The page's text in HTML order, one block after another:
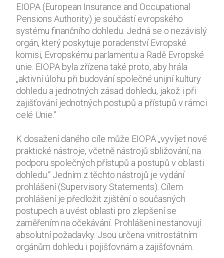
EIOPA (European Insurance and Occupational
Pensions Authority) je součástí evropského
systému finančního dohledu. Jedná se o nezávislý
orgán, který poskytuje poradenství Evropské
komisi, Evropskému parlamentu a Radě Evropské
unie. EIOPA byla zřízena také proto, aby hrála
„aktivní úlohu při budování společné unijní kultury
dohledu a jednotných zásad dohledu, jakož i při
zajišťování jednotných postupů a přístupů v rámci
celé Unie.“
K dosažení daného cíle může EIOPA „vyvíjet nové
praktické nástroje, včetně nástrojů sbližování, na
podporu společných přístupů a postupů v oblasti
dohledu.“ Jedním z těchto nástrojů je vydání
prohlášení (Supervisory Statements). Cílem
prohlášení je předložit zjištění o současných
postupech a uvést oblasti pro zlepšení se
zaměřením na očekávání. Prohlášení nestanovují
absolutní požadavky. Jsou určena vnitrostátním
orgánům dohledu i pojišťovnám a zajišťovnám.
soubory
cookie
nejsou
volitelné.
Jsou
nezbytné
pro
fungování
webových
stránek.
Statistiky
Abychom
mohli
zlepšovat
funkčnost
a
strukturu
webových
stránek
na
základě
toho, jak